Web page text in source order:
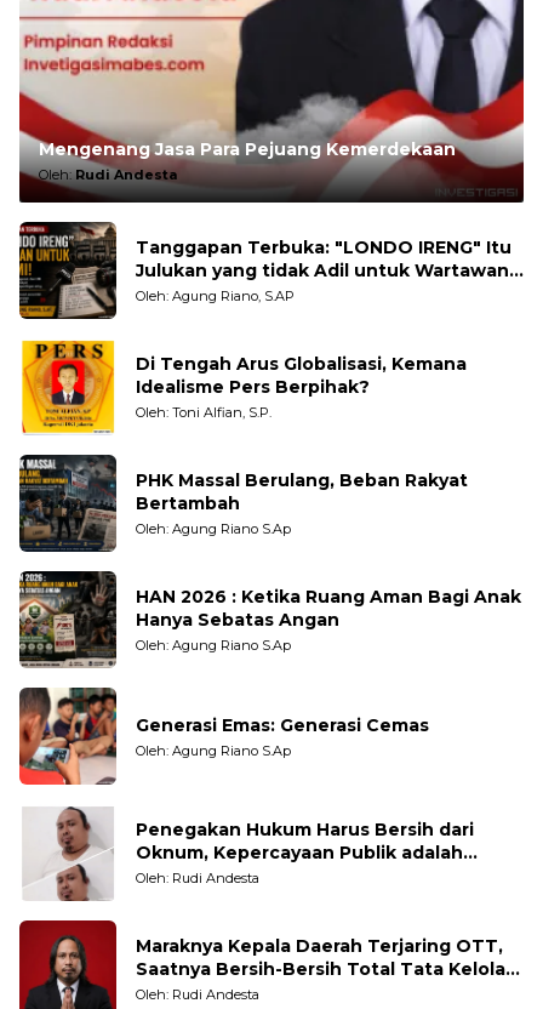
Mengenang Jasa Para Pejuang Kemerdekaan
Oleh:Rudi Andesta
Tanggapan Terbuka: "LONDO IRENG" Itu
Julukan yang tidak Adil untuk Wartawan,
Pengamat dan LSM
Oleh: Agung Riano, S.AP
Di Tengah Arus Globalisasi, Kemana
Idealisme Pers Berpihak?
Oleh: Toni Alfian, S.P.
PHK Massal Berulang, Beban Rakyat
Bertambah
Oleh: Agung Riano S.Ap
HAN 2026 : Ketika Ruang Aman Bagi Anak
Hanya Sebatas Angan
Oleh: Agung Riano S.Ap
Generasi Emas: Generasi Cemas
Oleh: Agung Riano S.Ap
Penegakan Hukum Harus Bersih dari
Oknum, Kepercayaan Publik adalah
Taruhannya
Oleh: Rudi Andesta
Maraknya Kepala Daerah Terjaring OTT,
Saatnya Bersih-Bersih Total Tata Kelola
Pemerintahan
Oleh: Rudi Andesta